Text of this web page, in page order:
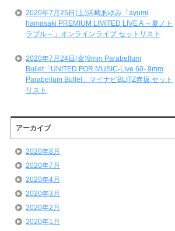
2020年7月25日(土)浜崎あゆみ「ayumi
hamasaki PREMIUM LIMITED LIVE A ～夏ノト
ラブル～」オンラインライブ セットリスト
2020年7月24日(金)9mm Parabellum
Bullet「UNITED FOR MUSIC-Live 60- 9mm
Parabellum Bullet」マイナビBLITZ赤坂 セット
リスト
アーカイブ
2020年8月
2020年7月
2020年4月
2020年3月
2020年2月
2020年1月